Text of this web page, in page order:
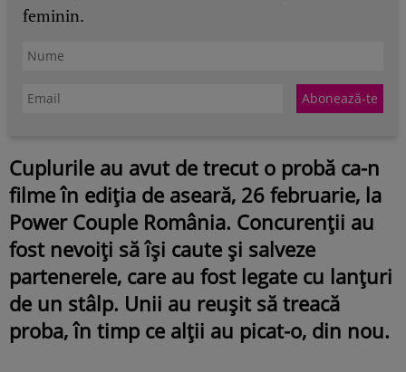
feminin.
Cuplurile au avut de trecut o probă ca-n
filme în ediția de aseară, 26 februarie, la
Power Couple România. Concurenții au
fost nevoiți să își caute și salveze
partenerele, care au fost legate cu lanțuri
de un stâlp. Unii au reușit să treacă
proba, în timp ce alții au picat-o, din nou.